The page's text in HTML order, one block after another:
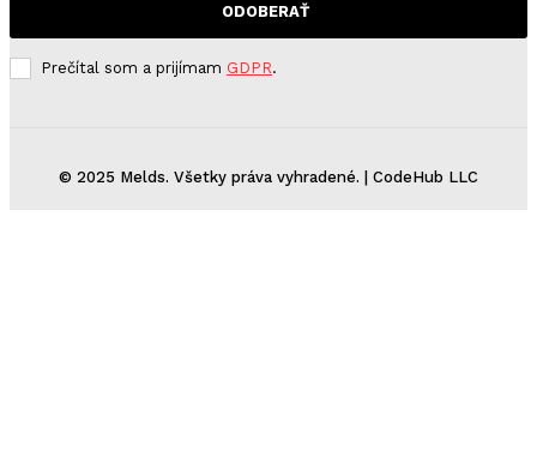
ODOBERAŤ
Prečítal som a prijímam GDPR.
© 2025 Melds. Všetky práva vyhradené. | CodeHub LLC